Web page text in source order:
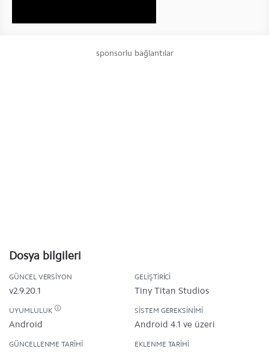
sponsorlu bağlantılar
Dosya bilgileri
GÜNCEL VERSIYON
v2.9.20.1
GELIŞTIRICI
Tiny Titan Studios
UYUMLULUK
Android
SISTEM GEREKSINIMI
Android 4.1 ve üzeri
GÜNCELLENME TARIHI EKLENME TARIHI